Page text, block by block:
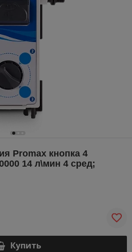
Promax кнопка 4
14 л\мин 4 сред;
Купить